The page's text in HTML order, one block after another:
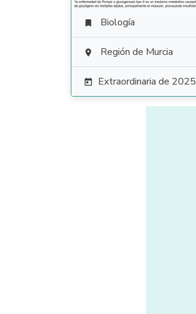
 Biología
 Región de Murcia
 Extraordinaria de 2025